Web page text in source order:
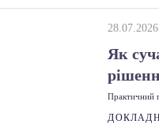
28.07.2026
Як
Практичний